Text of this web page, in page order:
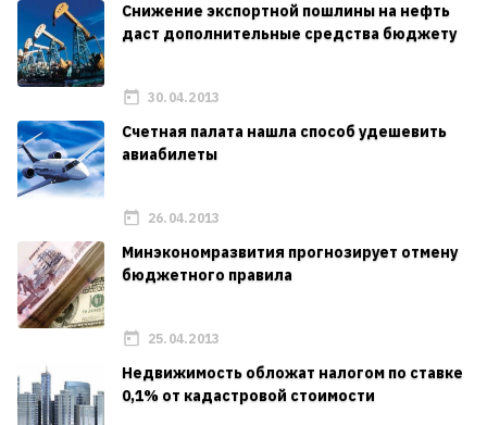
Снижение экспортной пошлины на нефть
даст дополнительные средства бюджету
30.04.2013
Счетная палата нашла способ удешевить
авиабилеты
26.04.2013
Минэкономразвития прогнозирует отмену
бюджетного правила
25.04.2013
Недвижимость обложат налогом по ставке
0,1% от кадастровой стоимости